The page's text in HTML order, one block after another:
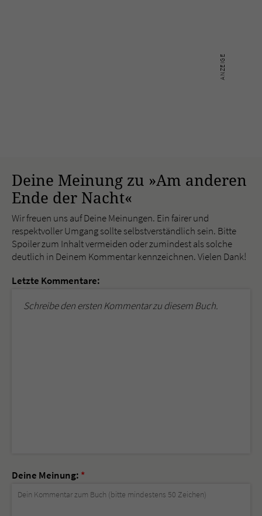
Deine Meinung zu »Am anderen
Ende der Nacht«
Wir freuen uns auf Deine Meinungen. Ein fairer und
respektvoller Umgang sollte selbstverständlich sein. Bitte
Spoiler zum Inhalt vermeiden oder zumindest als solche
deutlich in Deinem Kommentar kennzeichnen. Vielen Dank!
Letzte Kommentare:
Schreibe den ersten Kommentar zu diesem Buch.
Deine Meinung: *